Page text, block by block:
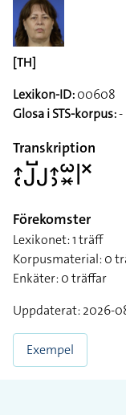
[TH]
Lexikon-ID:00608
Glosa i STS-korpus:-
Transkription
􌤴􌥗􌤢􌤹􌤢􌤴􌤶􌥱􌦂􌥼􌦎
Förekomster
Lexikonet: 1 träff
Korpusmaterial: 0
Enkäter: 0 träffar
Uppdaterat: 2026-
Exempel